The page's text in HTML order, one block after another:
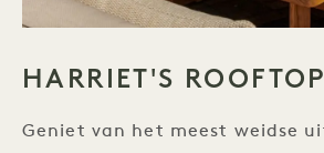
HARRIET'S ROOFTOP
Geniet van het meest weidse